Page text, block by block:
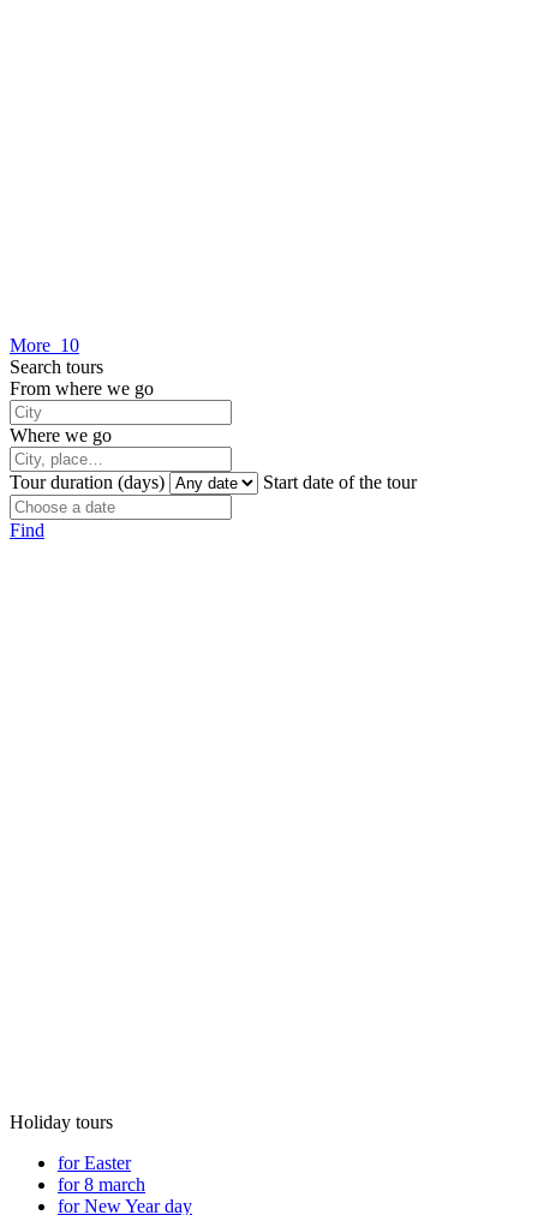
More 10
Search tours
From where we go
Where we go
Tour duration (days) Start date of the tour
Find
Holiday tours
for Easter
for 8 march
for New Year day